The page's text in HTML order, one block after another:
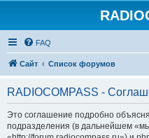
FAQ
Сайт Список форумов
RADIOCOMPASS -
Это соглашение подробно
подразделения (в дальнейшем